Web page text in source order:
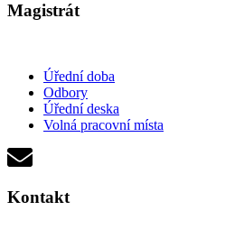
Magistrát
Úřední doba
Odbory
Úřední deska
Volná pracovní místa
Kontakt